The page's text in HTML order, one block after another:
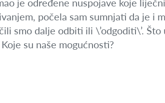
je određene nuspojave koje
počela sam sumnjati da je i
smo dalje odbiti ili \’odgoditi\’.
su naše mogućnosti?